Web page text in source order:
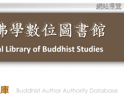
網站導覽